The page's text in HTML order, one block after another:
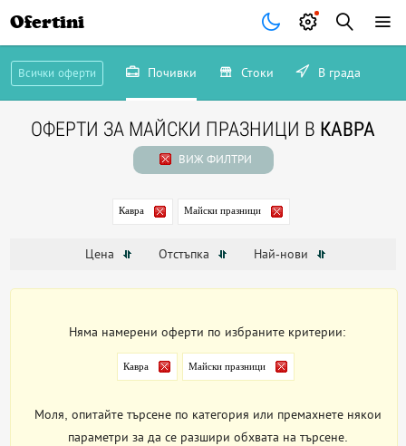
Ofertini
Всички оферти Почивки Стоки В града
ОФЕРТИ ЗА МАЙСКИ ПРАЗНИЦИ В КАВРА
ВИЖ ФИЛТРИ
Кавра Майски празници
Цена Отстъпка Най-нови
Няма намерени оферти по избраните критерии:
Кавра Майски празници
Моля, опитайте търсене по категория или премахнете някои
параметри за да се разшири обхвата на търсене.